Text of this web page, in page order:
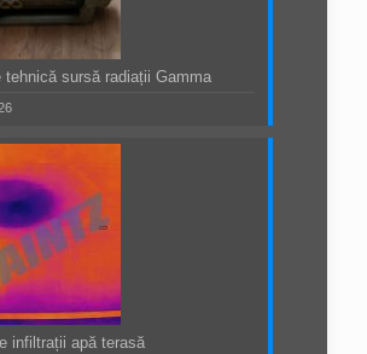
tehnică sursă radiații Gamma
infiltrații apă terasă